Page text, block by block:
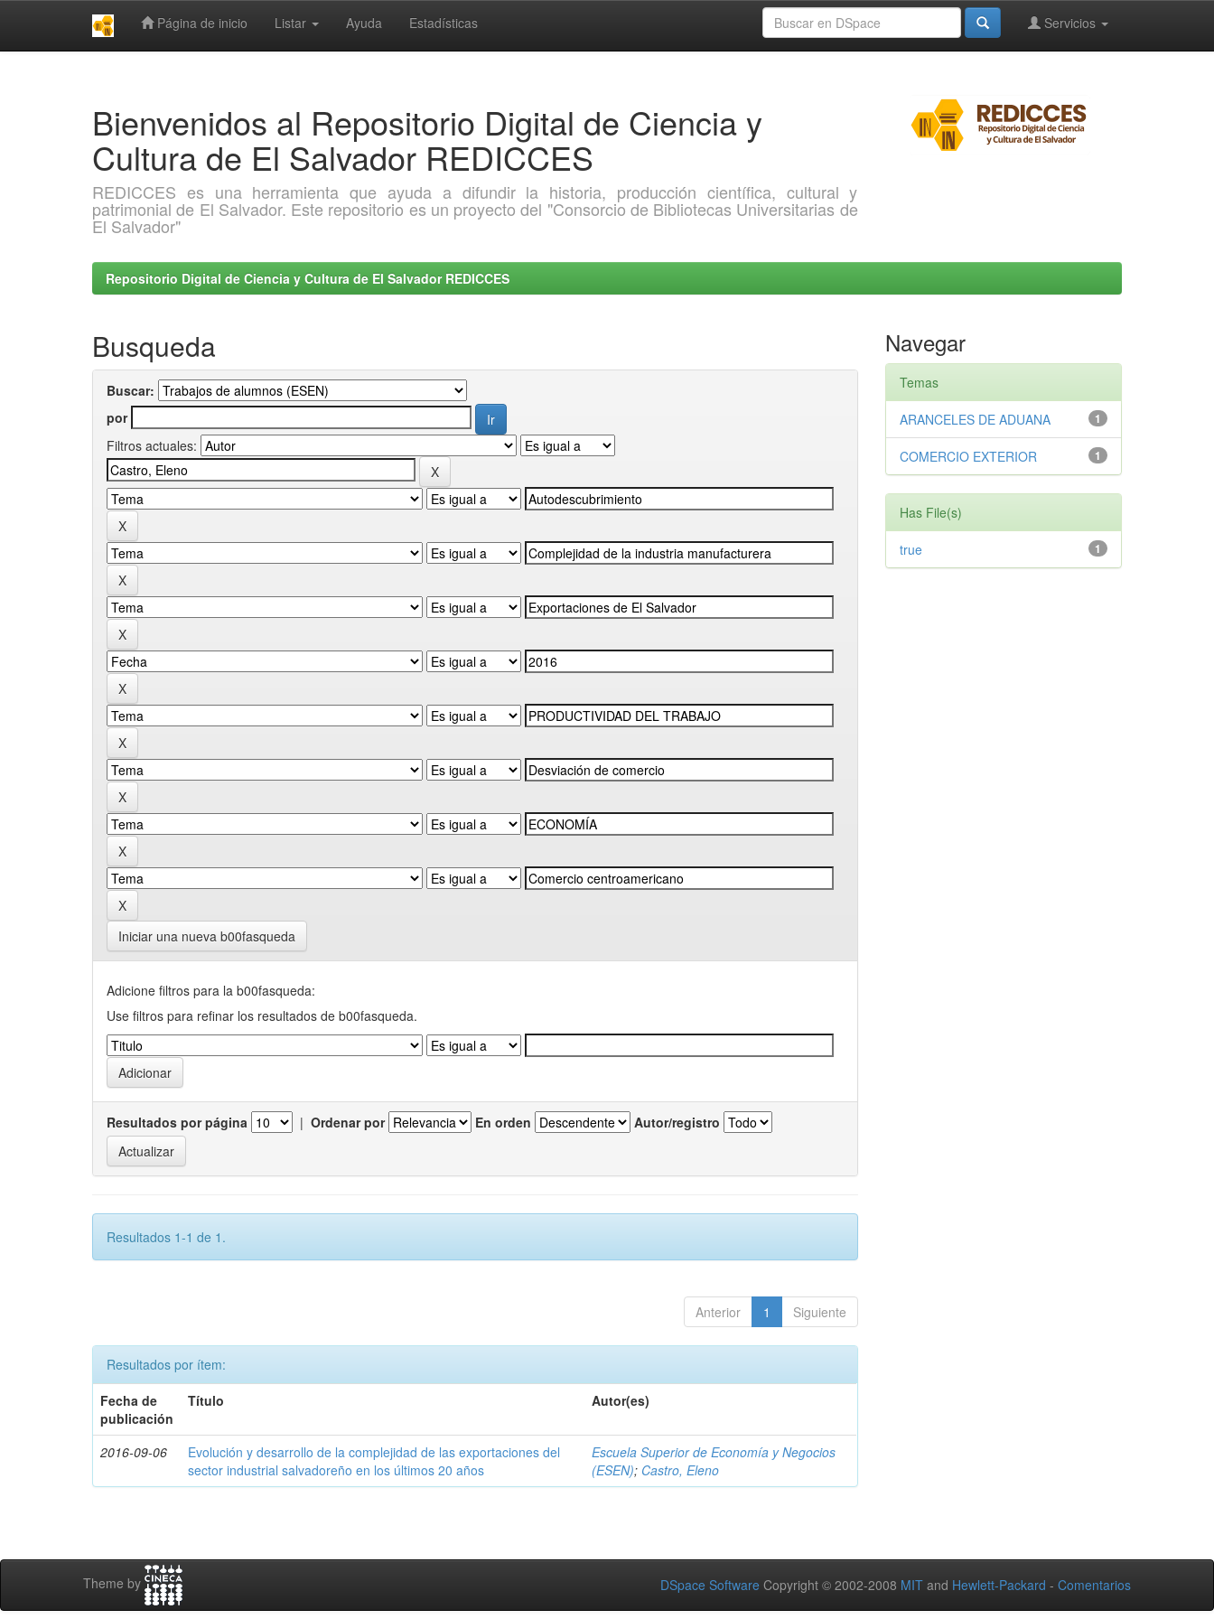
Página de inicio Listar Ayuda Estadísticas Servicios
Bienvenidos al Repositorio Digital de Ciencia y
Cultura de El Salvador REDICCES
REDICCES es una herramienta que ayuda a difundir la historia, producción científica, cultural y
patrimonial de El Salvador. Este repositorio es un proyecto del "Consorcio de Bibliotecas Universitarias de
El Salvador"
Repositorio Digital de Ciencia y Cultura de El Salvador REDICCES
Busqueda
Buscar:
por
Filtros actuales:
Iniciar una nueva b00fasqueda
Adicione filtros para la b00fasqueda:
Use filtros para refinar los resultados de b00fasqueda.
Resultados por página | Ordenar por En orden Autor/registro
Resultados 1-1 de 1.
Anterior 1 Siguiente
Resultados por ítem:
Fecha de
publicación
Título Autor(es)
2016-09-06
Evolución y desarrollo de la complejidad de las exportaciones del
sector industrial salvadoreño en los últimos 20 años
Escuela Superior de Economía y Negocios
(ESEN); Castro, Eleno
Navegar
Temas
1
ARANCELES DE ADUANA
1
COMERCIO EXTERIOR
Has File(s)
1
true
Theme by DSpace Software Copyright © 2002-2008 MIT and Hewlett-Packard - Comentarios